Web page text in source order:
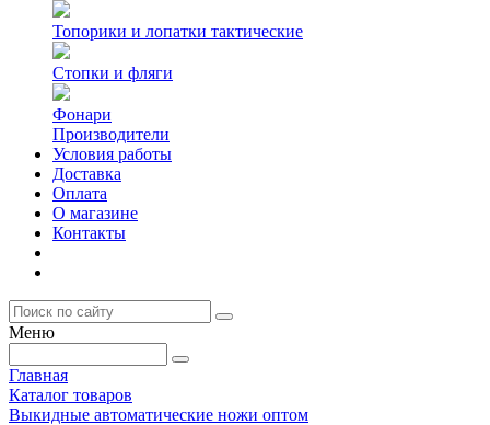
Топорики и лопатки тактические
Стопки и фляги
Фонари
Производители
Условия работы
Доставка
Оплата
О магазине
Контакты
Меню
Главная
Каталог товаров
Выкидные автоматические ножи оптом